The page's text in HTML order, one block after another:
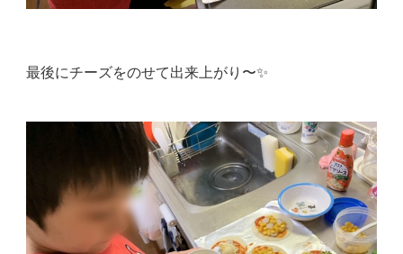
最後にチーズをのせて出来上がり〜✨